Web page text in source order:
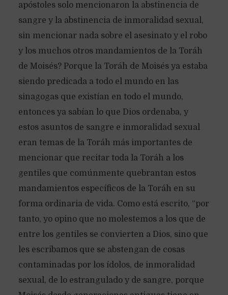
apóstoles solo mencionaron la abstinencia de
sangre y la abstinencia de inmoralidad sexual,
sin mencionar nada sobre el asesinato y el robo
y los muchos otros mandamientos de la Toráh
de Moisés? Porque la Toráh de Moisés ya estaba
siendo predicada a todo el mundo en las
sinagogas que existían en todo el mundo,
entonces ya sabían lo que Dios ordenaba, y
estos asuntos de sangre e inmoralidad sexual
eran temas de la Toráh más importantes de
mencionar que recitar toda la Toráh a los
gentiles que comúnmente quebrantan estos
mandamientos específicos de la Toráh en su
forma ordinaria de vida. Como está escrito, “por
tanto, yo opino que no molestemos a los que de
entre los gentiles se convierten a Dios, sino que
les escribamos que se abstengan de cosas
contaminadas por los ídolos, de inmoralidad
sexual, de lo estrangulado y de sangre, porque